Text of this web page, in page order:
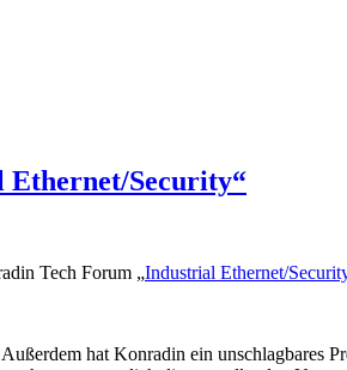
Security“
Tech Forum „Industrial Ethernet/
hat Konradin ein unschlagbares